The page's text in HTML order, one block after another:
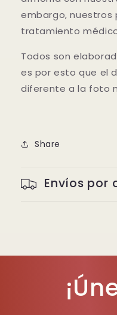
embargo, nuestros
tratamiento
Todos son
es por esto que el
diferente a la foto
Share
Envíos por